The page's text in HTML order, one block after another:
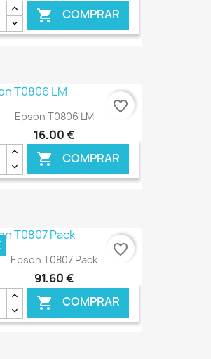
 COMPRAR
Epson T0806 LM
16,00 €
 COMPRAR
€ ONLINE
favorite_border
Epson T0807 Pack
91,60 €
 COMPRAR
favorite_border